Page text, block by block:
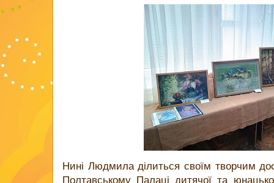
Нині Людмила ділиться своїм творчим
Полтавському Палаці дитячої та